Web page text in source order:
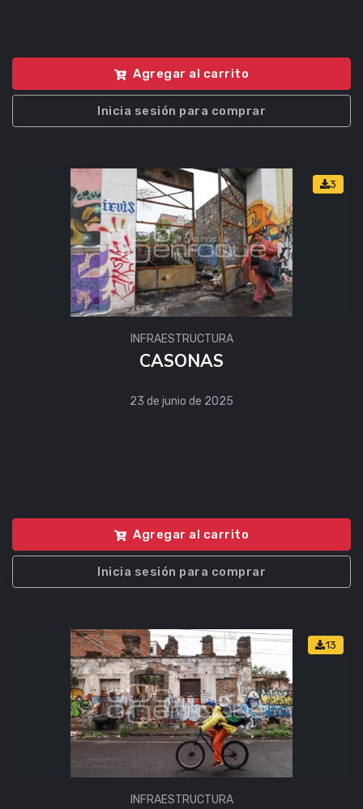
Agregar al carrito
Inicia sesión para comprar
3
INFRAESTRUCTURA
CASONAS
23 de junio de 2025
Agregar al carrito
Inicia sesión para comprar
13
INFRAESTRUCTURA